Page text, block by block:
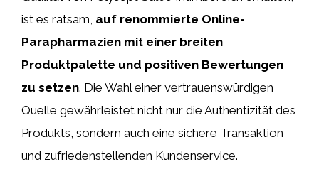
ist es ratsam, auf renommierte Online-
Parapharmazien mit einer breiten
Produktpalette und positiven Bewertungen
zu setzen. Die Wahl einer vertrauenswürdigen
Quelle gewährleistet nicht nur die Authentizität des
Produkts, sondern auch eine sichere Transaktion
und zufriedenstellenden Kundenservice.